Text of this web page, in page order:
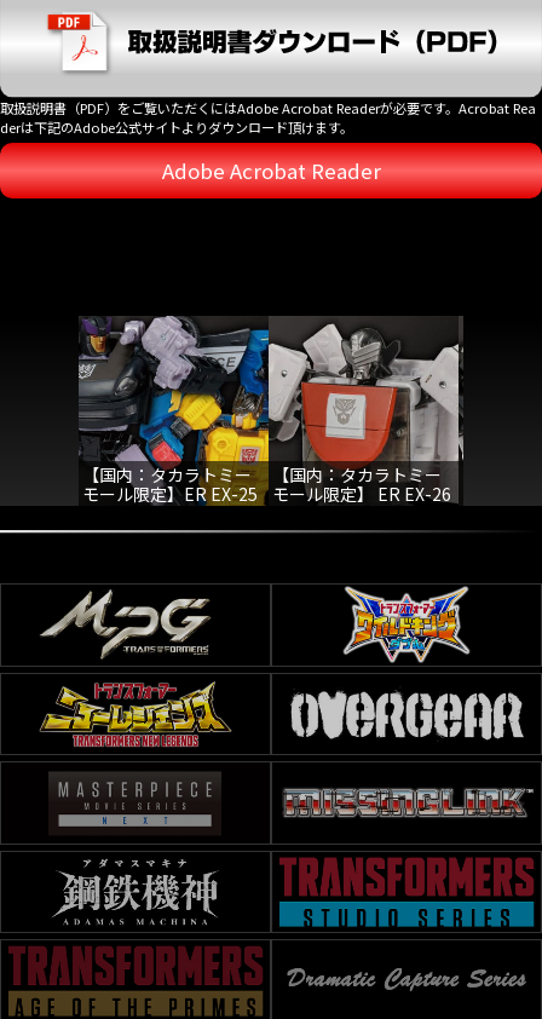
取扱説明書（PDF）をご覧いただくにはAdobe Acrobat Readerが必要です。Acrobat Rea
derは下記のAdobe公式サイトよりダウンロード頂けます。
Adobe Acrobat Reader
【国内：タカラトミー
モール限定】ER EX-25
ドミナスクリミナルパ
スート
【国内：タカラトミー
モール限定】 ER EX-26
エグゾースト
バグバイ